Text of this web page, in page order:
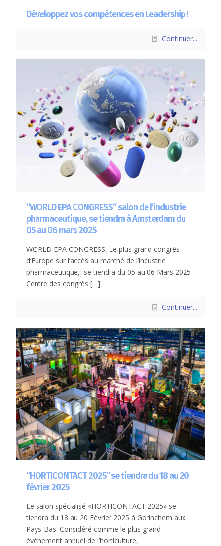
Développez vos compétences en Leadership !
Continuer...
“WORLD EPA CONGRESS” salon de l’industrie
pharmaceutique, se tiendra à Amsterdam du
05 au 06 mars 2025
WORLD EPA CONGRESS, Le plus grand congrès
d’Europe sur l’accès au marché de l’industrie
pharmaceutique, se tiendra du 05 au 06 Mars 2025
Centre des congrès […]
Continuer...
“HORTICONTACT 2025” se tiendra du 18 au 20
février 2025
Le salon spécialisé «HORTICONTACT 2025» se
tiendra du 18 au 20 Février 2025 à Gorinchem aux
Pays-Bas. Considéré comme le plus grand
événement annuel de l’horticulture,